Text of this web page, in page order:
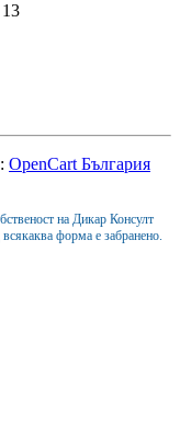
OpenCart България
на Дикар Консулт
форма е забранено.